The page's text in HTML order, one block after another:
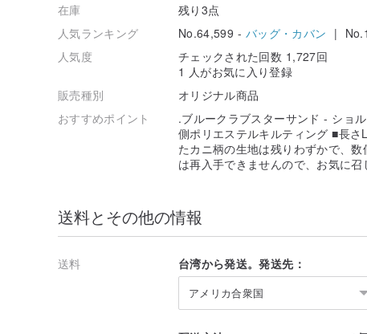
在庫
残り3点
人気ランキング
No.64,599 - バッグ・カバン |
人気度
チェックされた回数 1,727回
1 人がお気に入り登録
販売種別
オリジナル商品
おすすめポイント
.ブルークラブスターサンド - ショ
側ポリエステルキルティング ■長
たカニ柄の生地は残りわずかで、数
は再入手できませんので、お気に召
送料とその他の情報
送料 台湾から発送。発送先：
アメリカ合衆国